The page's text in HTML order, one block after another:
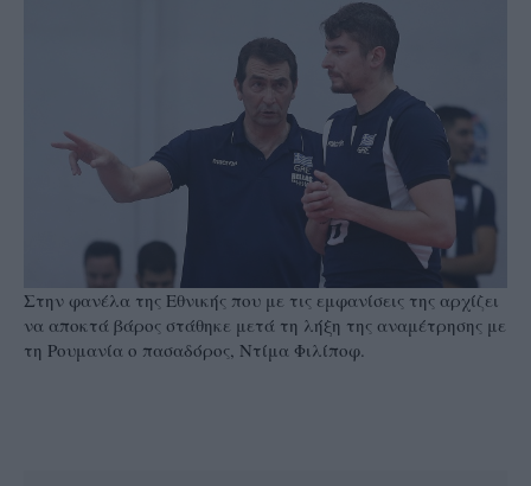
Στην φανέλα της Εθνικής που με τις εμφανίσεις της αρχίζει
να αποκτά βάρος στάθηκε μετά τη λήξη της αναμέτρησης με
τη Ρουμανία ο πασαδόρος, Ντίμα Φιλίποφ.